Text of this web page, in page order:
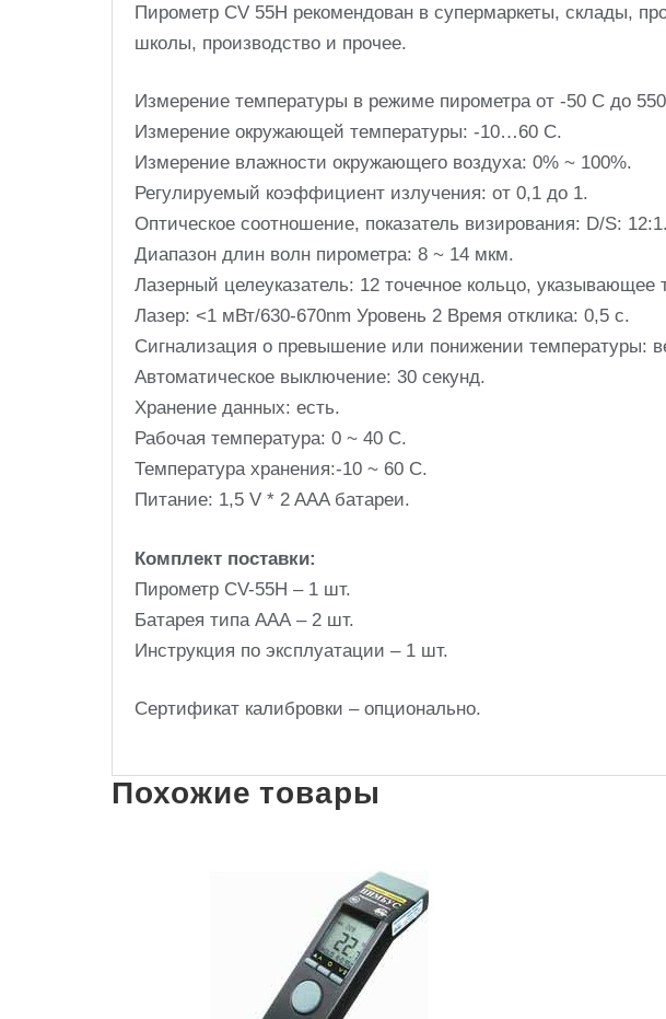
Пирометр CV 55H рекомендован в супермаркеты, склады,
школы, производство и прочее.
Измерение температуры в режиме пирометра от -50 С до
Измерение окружающей температуры: -10…60 С.
Измерение влажности окружающего воздуха: 0% ~ 100%.
Регулируемый коэффициент излучения: от 0,1 до 1.
Оптическое соотношение, показатель визирования: D/S: 12:1.
Диапазон длин волн пирометра: 8 ~ 14 мкм.
Лазерный целеуказатель: 12 точечное кольцо, указывающее
Лазер: <1 мВт/630-670nm Уровень 2 Время отклика: 0,5 с.
Сигнализация о превышение или понижении температуры:
Автоматическое выключение: 30 секунд.
Хранение данных: есть.
Рабочая температура: 0 ~ 40 C.
Температура хранения:-10 ~ 60 С.
Питание: 1,5 V * 2 AAA батареи.
Комплект поставки:
Пирометр CV-55H – 1 шт.
Батарея типа ААА – 2 шт.
Инструкция по эксплуатации – 1 шт.
Сертификат калибровки – опционально.
Похожие товары